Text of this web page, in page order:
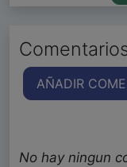
AÑADIR
No hay ningun